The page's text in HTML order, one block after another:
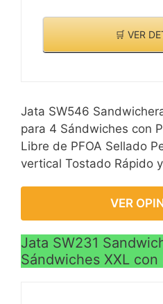
🛒 VER
Jata SW546
para 4 Sándwiches con
Libre de PFOA Sellado
vertical Tostado Rápido
VER
Jata SW231
Sándwiches XXL con